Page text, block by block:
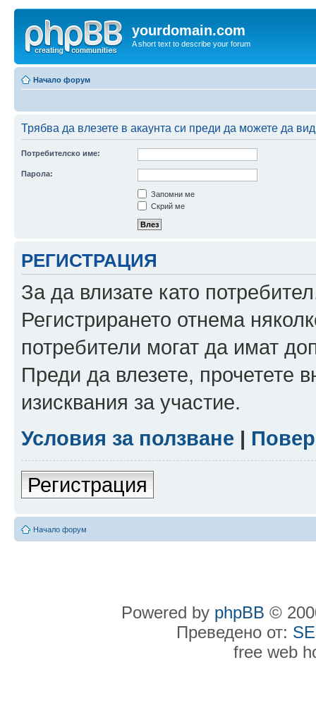
yourdomain.com
A short text to describe your forum
Начало форум
Трябва да влезете в акаунта си преди да можете да
Потребителско име:
Парола:
Запомни ме
Скрий ме
РЕГИСТРАЦИЯ
За да влизате като
Регистрирането отнема
потребители могат да имат
Преди да влезете, прочетете
изисквания за участие.
Условия за ползване |
Регистрация
Начало форум
Powered by phpBB ©
Преведено от:
free web